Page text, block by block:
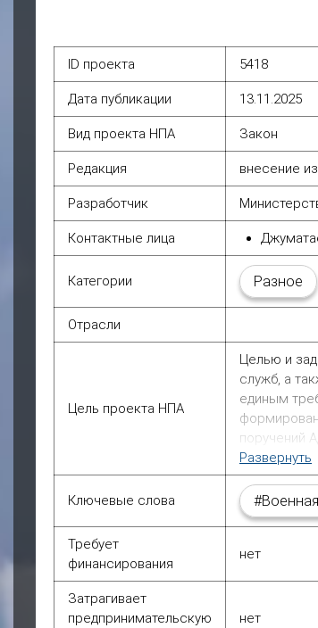
ID проекта 5418
Дата публикации 13.11.2025
Вид проекта НПА Закон
Редакция внесение
Разработчик
Контактные лица
Категории Разное
Отрасли
Цель проекта НПА
Целью и
служб, а
единым
поручений
Развернуть
Ключевые слова
Требует
финансирования
нет
Затрагивает
предпринимательскую
нет